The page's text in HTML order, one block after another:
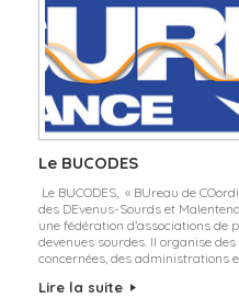
Le BUCODES
Le BUCODES, « BUreau de
des DEvenus-Sourds et
une fédération d’associations de
devenues sourdes. Il organise
concernées, des administrations
Lire la suite